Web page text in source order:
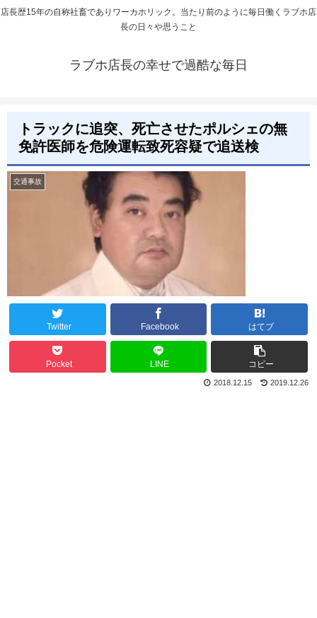
店長歴15年の自称社畜でありワーカホリック。当たり前のように毎日働くラブホ店
長の日々や思うこと
ラブホ店長の幸せで過酷な毎日
トラックに追突、死亡させたポルシェの無
免許医師を危険運転致死容疑で追送検
交通事故
Twitter Facebook はてブ
Pocket LINE コピー
2019.12.26
2018.12.15